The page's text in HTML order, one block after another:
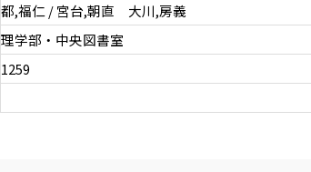
都,福仁 / 宮台,朝直 大川,房義
理学部・中央図書室
1259